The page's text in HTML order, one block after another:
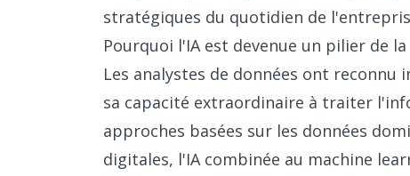
stratégiques du quotidien de
Pourquoi l'IA est devenue un pilier de
Les analystes de données ont
sa capacité extraordinaire à traiter
approches basées sur les données
digitales, l'IA combinée au machine